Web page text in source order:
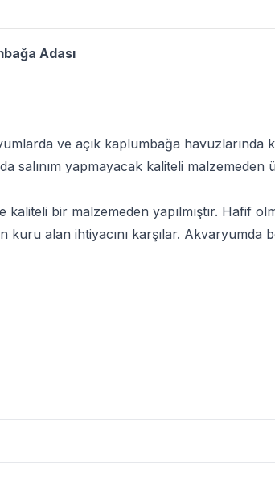
Adası
ve açık kaplumbağa
salınım yapmayacak kaliteli malzemeden
kaliteli bir malzemeden yapılmıştır. Hafif
kuru alan ihtiyacını karşılar. Akvaryumda